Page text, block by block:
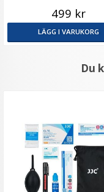
499 kr
LÄGG I VARUKORG
Du